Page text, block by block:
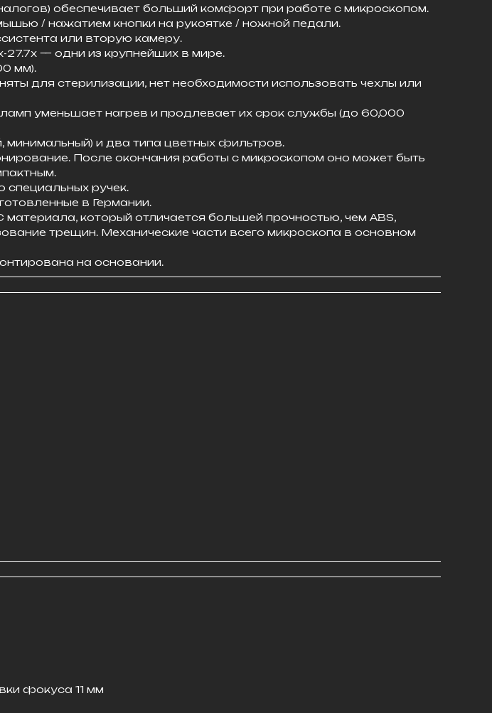
обеспечивает больший комфорт при работе с микроскопом.
/ нажатием кнопки на рукоятке / ножной педали.
или вторую камеру.
— одни из крупнейших в мире.
мм).
для стерилизации, нет необходимости использовать чехлы или
уменьшает нагрев и продлевает их срок службы (до 60,000
минимальный) и два типа цветных фильтров.
После окончания работы с микроскопом оно может быть
ручек.
в Германии.
материала, который отличается большей прочностью, чем ABS,
трещин. Механические части всего микроскопа в основном
на основании.
фокуса 11 мм